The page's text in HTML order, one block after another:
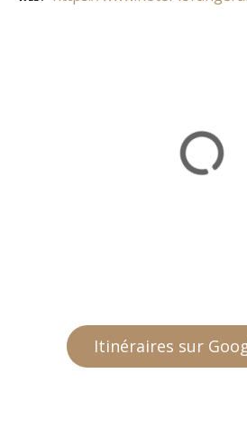
Itinéraires sur